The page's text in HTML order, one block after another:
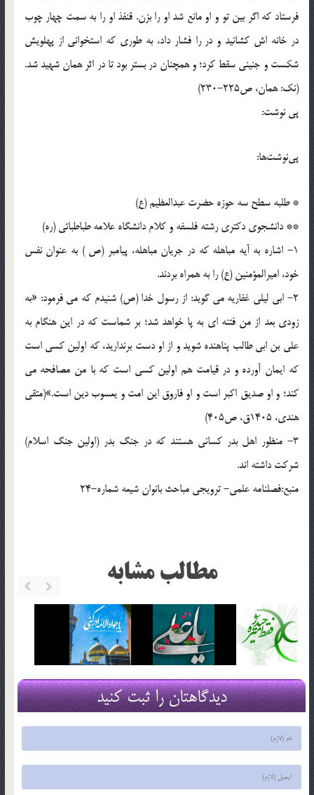
فرستاد که اگر بین تو و او مانع شد او را بزن. قنفذ او را به سمت چهار چوب
در خانه اش کشانید و در را فشار داد، به طوری که استخوانی از پهلویش
شکست و جنینی سقط کرد؛ و همچنان در بستر بود تا در اثر همان شهید شد.
(نک: همان، ص225-230)
پی نوشت:
پی‌نوشت‌ها:
* طلبه سطح سه حوزه حضرت عبدالعظیم (ع)
** دانشجوی دکتری رشته فلسفه و کلام دانشگاه علامه طباطبائی (ره)
1- اشاره به آیه مباهله که در جریان مباهله، پیامبر (ص ) به عنوان نفس
خود، امیرالمؤمنین (ع) را به همراه بردند.
2- ابی لیلی غفاریه می گوید: از رسول خدا (ص) شنیدم که می فرمود: «به
زودی بعد از من فتنه ای به پا خواهد شد؛ بر شماست که در این هنگام به
علی بن ابی طالب پناهنده شوید و از او دست برندارید، که اولین کسی است
که ایمان آورده و در قیامت هم اولین کسی است که با من مصافحه می
کند؛ و او صدیق اکبر است و او فاروق این امت و یعسوب دین است.»(متقی
هندی، 1405ق، ص405)
3- منظور اهل بدر کسانی هستند که در جنگ بدر (اولین جنگ اسلام)
شرکت داشته اند.
منبع:فصلنامه علمی- ترویجی مباحث بانوان شیعه شماره-24
مطالب مشابه
دیدگاهتان را ثبت کنید